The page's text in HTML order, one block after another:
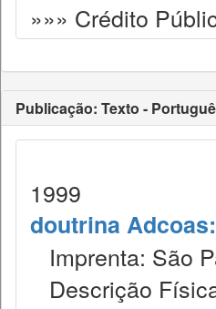
»»» Crédito
Publicação: Texto -
1999
doutrina
Imprenta: São
Descrição